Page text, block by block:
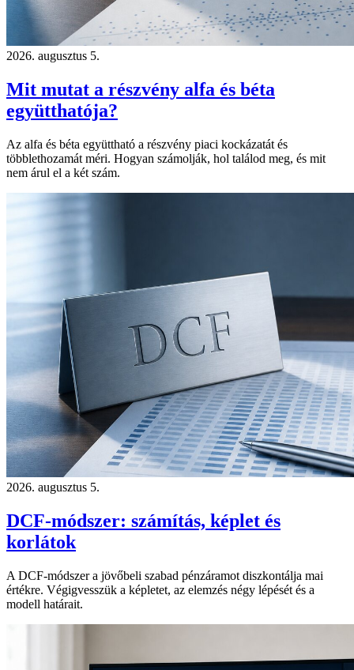
2026. augusztus 5.
Mit mutat a részvény alfa és béta
együtthatója?
Az alfa és béta együttható a részvény piaci kockázatát és
többlethozamát méri. Hogyan számolják, hol találod meg, és mit
nem árul el a két szám.
2026. augusztus 5.
DCF-módszer: számítás, képlet és
korlátok
A DCF-módszer a jövőbeli szabad pénzáramot diszkontálja mai
értékre. Végigvesszük a képletet, az elemzés négy lépését és a
modell határait.